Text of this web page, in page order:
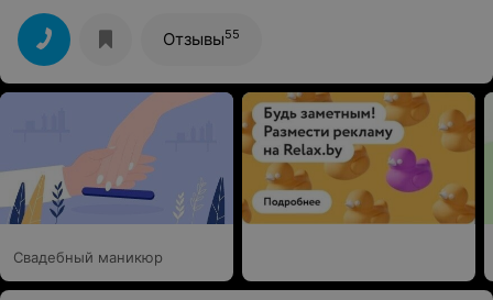
Ходить в данный салон-одно удовольствие.
Отзывы55
Свадебный маникюр